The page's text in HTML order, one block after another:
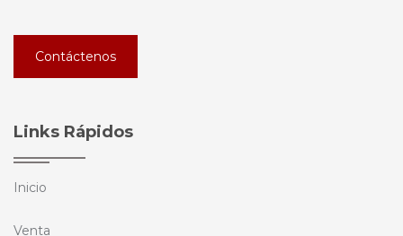
Contáctenos
Links Rápidos
Inicio
Venta